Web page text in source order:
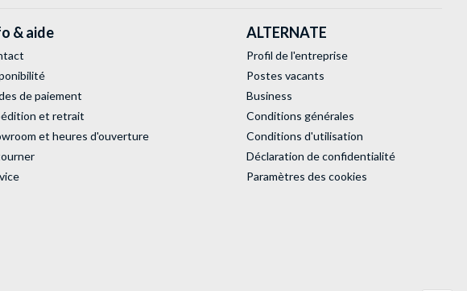
& aide
de paiement
et retrait
et heures d'ouverture
ALTERNATE
Profil de l'entreprise
Postes vacants
Business
Conditions générales
Conditions d'utilisation
Déclaration de confidentialité
Paramètres des cookies